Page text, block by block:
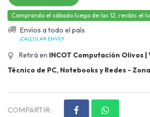
Comprando el sábado luego de las 12, recibís el
Envíos a todo el país
¡CALCULAR ENVÍO!
Retirá en INCOT Computación Olivos
Técnico de PC, Notebooks y Redes -
COMPARTIR: